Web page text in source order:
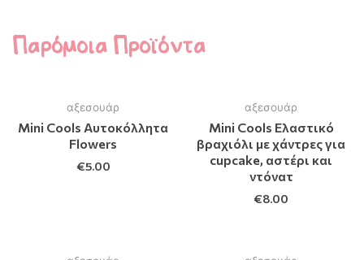
Παρόμοια Προϊόντα
αξεσουάρ
Mini Cools Αυτοκόλλητα
Flowers
€5.00
αξεσουάρ
Mini Cools Ελαστικό
βραχιόλι με χάντρες για
cupcake, αστέρι και
ντόνατ
€8.00